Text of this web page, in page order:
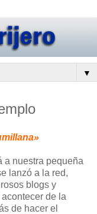
▼
a nuestra pequeña
lanzó a la red,
blogs y
de la
de hacer el